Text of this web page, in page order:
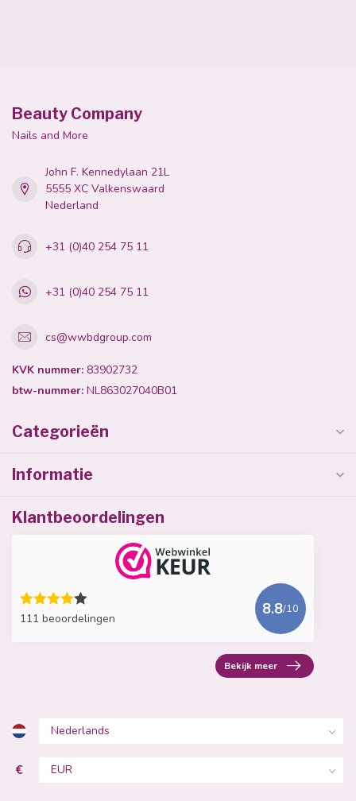
Beauty Company
Nails and More
John F. Kennedylaan 21L
5555 XC Valkenswaard
Nederland
+31 (0)40 254 75 11
+31 (0)40 254 75 11
cs@wwbdgroup.com
KVK nummer: 83902732
btw-nummer: NL863027040B01
Categorieën
Informatie
Klantbeoordelingen
111 beoordelingen
8.8/10
Bekijk meer
€